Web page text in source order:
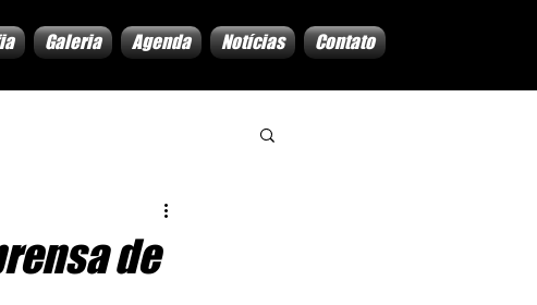
Galeria Agenda Notícias Contato
de